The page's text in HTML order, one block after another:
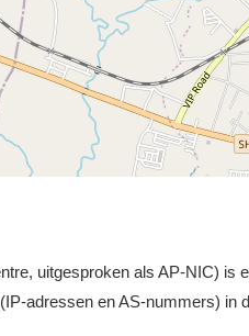
uitgesproken als AP-NIC) is
adressen en AS-nummers)